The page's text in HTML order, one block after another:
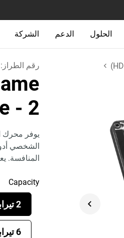
الحلول الدعم الشركة
رقم الطراز:
- 2 تيرابايت (أسود)
الشخصي
المنافسة.
Capacity
2 تيرابايت
6 تيرابايت